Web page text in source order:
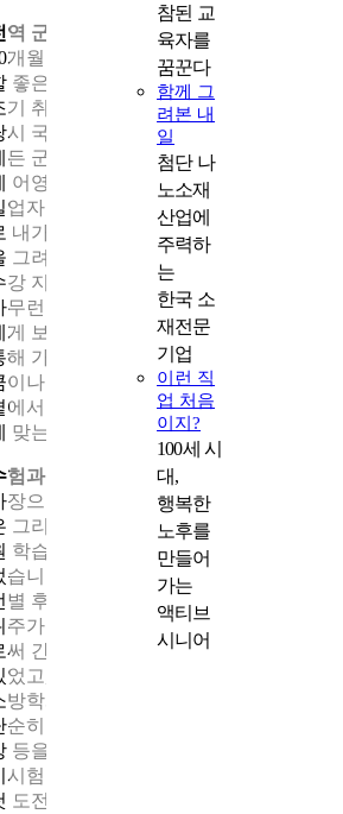
참된 교
육자를
꿈꾼다
함께 그
려본 내
일
첨단 나
노소재
산업에
주력하
는
한국 소
재전문
기업
이런 직
업 처음
이지?
100세 시
대,
행복한
노후를
만들어
가는
액티브
시니어
역 군인의 최대 혜택인 전직지원기간
개월이라는 시간을 생계의 쪼들림 없이
좋은 기회를 얻었으나, 막상 취업 전선
기 취업만을 목표로 군에서의 경호 · 경
시 국제대회 개최 및 안전 총괄업무 경험
든 군 경험과 역량을 살릴 수 있는 방향
어영부영 시간만 낭비하다가는 제 가정
업자가 될 수도 있겠다는 불안감과 두려
내가 하고 싶은 일, 잘 할 수 있는 일, 그
그려보게 되었고, 때마침 국가보훈처 위
강 지원이 있어 참여하게 되었습니다.
무런 구체적인 목표도, 또 준비도 없이
게 보훈처의 위탁과정은 단비처럼 소중
해 가장 빠르게 합격할 수 있는 직렬 선
이나 아니 그 이상으로 이제는 격오지나
에서 봉사하고 헌신할 수 있는 소방공무
맞는 학습을 시작할 수 있었습니다.
험과정 속에서 찾은 나만의 비법
장으로서 아내와 아이들과 떨어져 낯선
그리 녹록지 않았습니다. 결국, 어떤 과
학습이 진행되는지만 맛본 후 고시원
습니다. 필기시험 5개 과목을 모두 학원
별 후 유튜브에서 해당 분야에 대한 다양
주가 아닌 PPT 등의 시각화된 영상을
써 간단명료하게 해당 분야에 대한 이해
었고, 저만의 학습방법으로 만들어갔습
방학개론의 경우 실제로 본 적도 없는 소
순히 암기하는 것이 아니라 한국소방안
등을 통해 간접적이나마 실물을 보고
시험 성적을 나름 상위권으로 받을 수 있
도전에 합격의 영광을 누릴 수 있게 되